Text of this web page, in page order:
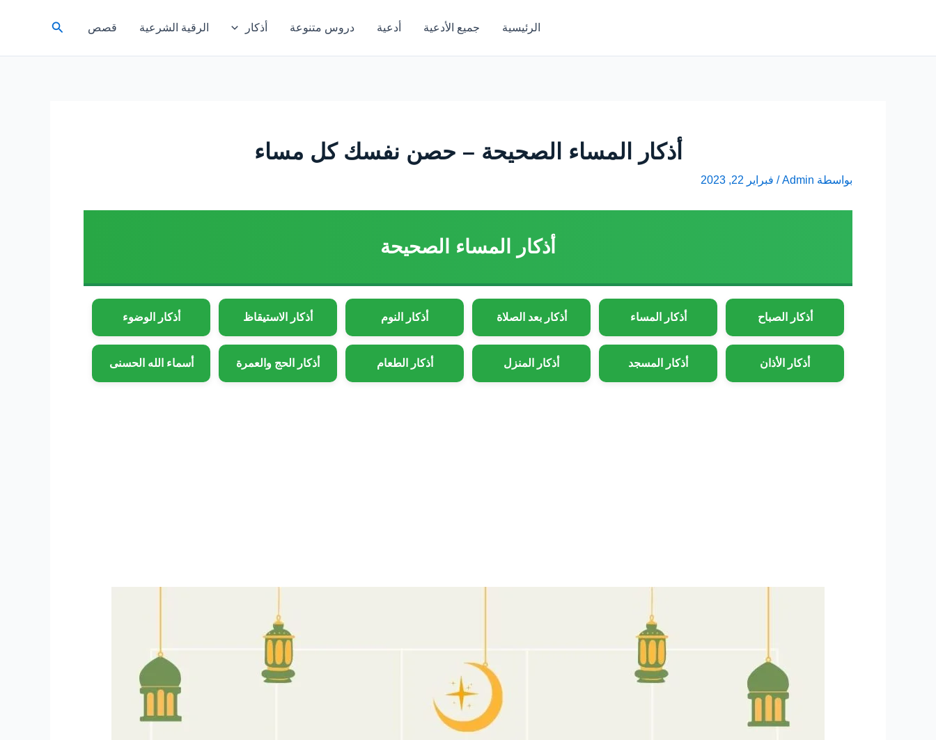
الرئيسية جميع الأدعية أدعية دروس متنوعة أذكار الرقية الشرعية قصص البحث
أذكار المساء الصحيحة – حصن نفسك كل مساء
بواسطة Admin
/ فبراير 22, 2023
أذكار المساء الصحيحة
أذكار الصباح أذكار المساء أذكار بعد الصلاة أذكار النوم أذكار الاستيقاظ أذكار الوضوء
أذكار الأذان أذكار المسجد أذكار المنزل أذكار الطعام أذكار الحج والعمرة أسماء الله الحسنى